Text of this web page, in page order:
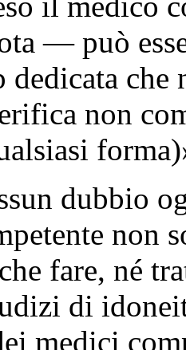
— può
dedicata
non
dubbio
non
fare, né
di
medici